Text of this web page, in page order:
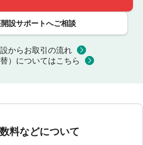
設サポートへご相談
からお取引の流れ
）についてはこちら
料などについて